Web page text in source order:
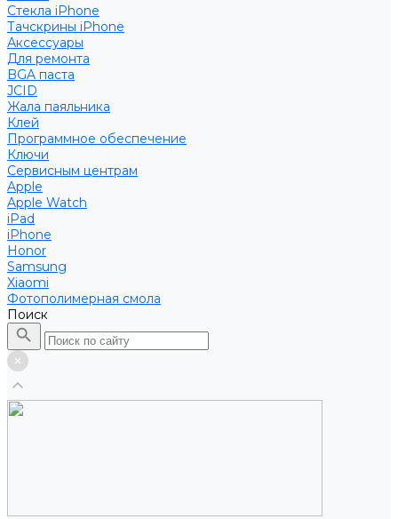
Стекла iPhone
Тачскрины iPhone
Аксессуары
Для ремонта
BGA паста
JCID
Жала паяльника
Клей
Программное обеспечение
Ключи
Сервисным центрам
Apple
Apple Watch
iPad
iPhone
Honor
Samsung
Xiaomi
Фотополимерная смола
Поиск